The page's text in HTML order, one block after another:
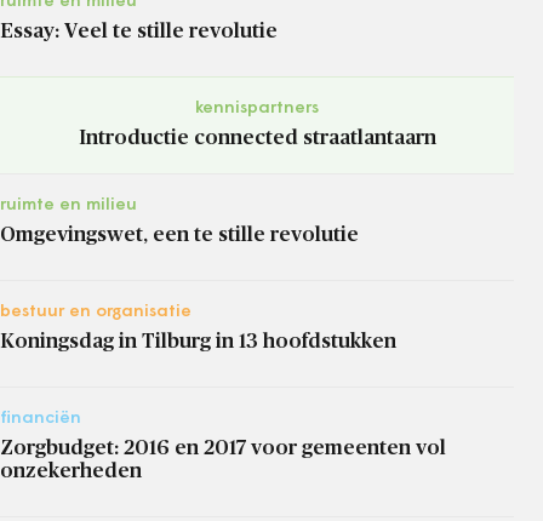
Essay: Veel te stille revolutie
kennispartners
Introductie connected straatlantaarn
ruimte en milieu
Omgevingswet, een te stille revolutie
bestuur en organisatie
Koningsdag in Tilburg in 13 hoofdstukken
financiën
Zorgbudget: 2016 en 2017 voor gemeenten vol
onzekerheden